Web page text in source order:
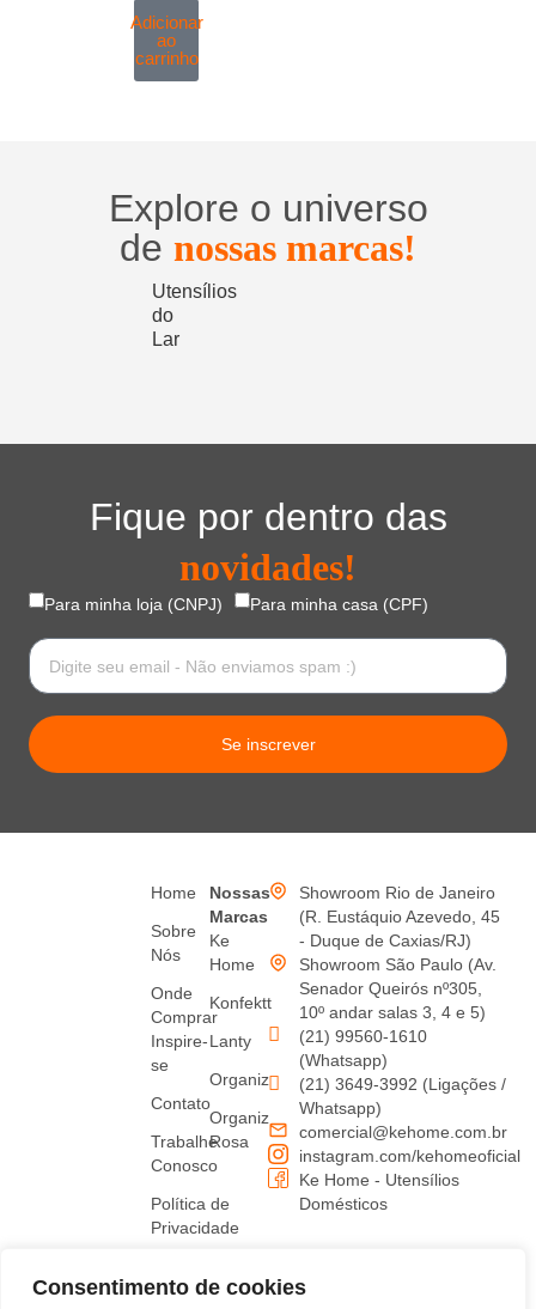
Consentimento de cookies
Adicionar
ao
carrinho
Explore o universo
de nossas marcas!
Utensílios
do
Lar
Fique por dentro das
novidades!
Para minha loja (CNPJ) Para minha casa (CPF)
Se inscrever
Home
Sobre
Nós
Onde
Comprar
Inspire-
se
Contato
Trabalhe
Conosco
Política de
Privacidade
de uso
Nossas
Marcas
Ke
Home
Konfektt
Lanty
Organiz
Organiz
Rosa
Showroom Rio de Janeiro
(R. Eustáquio Azevedo, 45
- Duque de Caxias/RJ)
Showroom São Paulo (Av.
Senador Queirós nº305,
10º andar salas 3, 4 e 5)
(21) 99560-1610
(Whatsapp)
(21) 3649-3992 (Ligações /
Whatsapp)
comercial@kehome.com.br
instagram.com/kehomeoficial
Ke Home - Utensílios
Domésticos